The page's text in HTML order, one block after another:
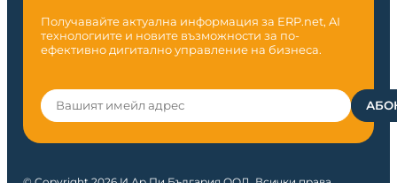
Получавайте актуална информация за ERP.net, AI
технологиите и новите възможности за по-
ефективно дигитално управление на бизнеса.